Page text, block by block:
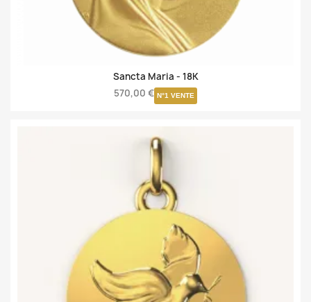
Sancta Maria - 18K
570,00 € N°1 VENTE